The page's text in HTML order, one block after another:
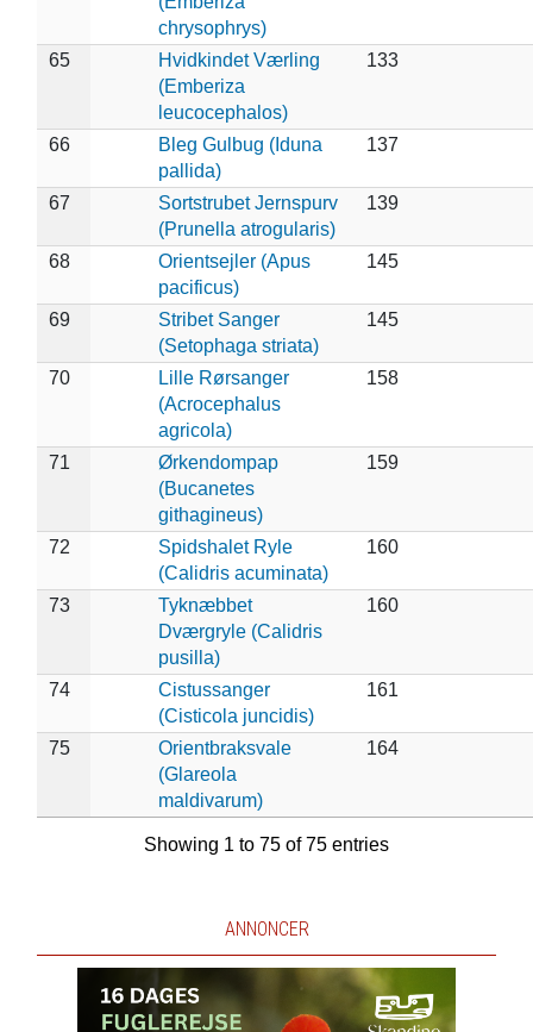
chrysophrys)
65
Hvidkindet Værling
(Emberiza
leucocephalos)
133
66
Bleg Gulbug (Iduna
pallida)
137
67
Sortstrubet Jernspurv
(Prunella atrogularis)
139
68
Orientsejler (Apus
pacificus)
145
69
Stribet Sanger
(Setophaga striata)
145
70
Lille Rørsanger
(Acrocephalus
agricola)
158
71
Ørkendompap
(Bucanetes
githagineus)
159
72
Spidshalet Ryle
(Calidris acuminata)
160
73
Tyknæbbet
Dværgryle (Calidris
pusilla)
160
74
Cistussanger
(Cisticola juncidis)
161
75
Orientbraksvale
(Glareola
maldivarum)
164
Showing 1 to 75 of 75 entries
ANNONCER